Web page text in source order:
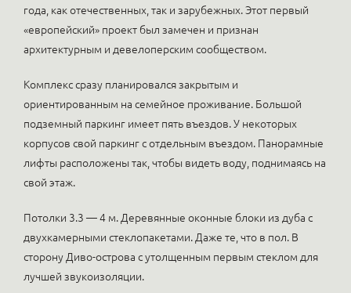
года, как отечественных, так и зарубежных. Этот первый
«европейский» проект был замечен и признан
архитектурным и девелоперским сообществом.
Комплекс сразу планировался закрытым и
ориентированным на семейное проживание. Большой
подземный паркинг имеет пять въездов. У некоторых
корпусов свой паркинг с отдельным въездом. Панорамные
лифты расположены так, чтобы видеть воду, поднимаясь на
свой этаж.
Потолки 3.3 — 4 м. Деревянные оконные блоки из дуба с
двухкамерными стеклопакетами. Даже те, что в пол. В
сторону Диво-острова с утолщенным первым стеклом для
лучшей звукоизоляции.